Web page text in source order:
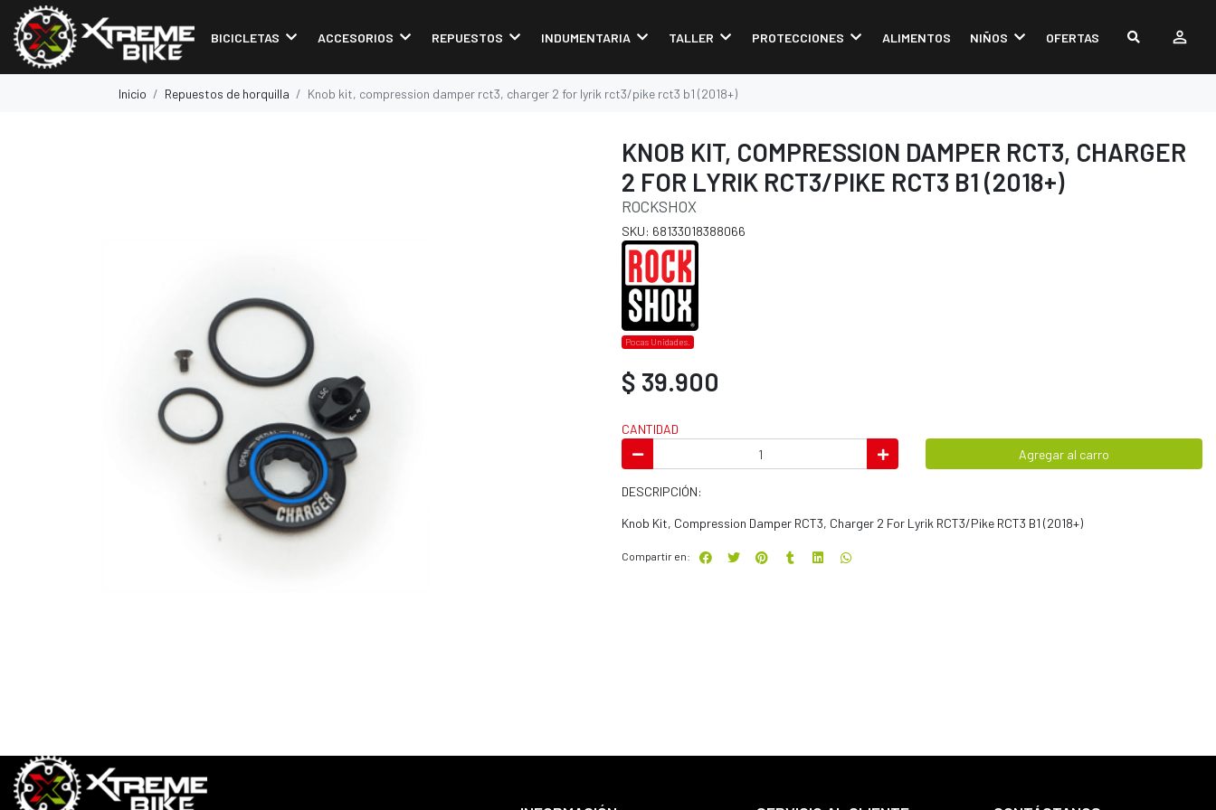
BICICLETAS ACCESORIOS REPUESTOS INDUMENTARIA TALLER PROTECCIONES ALIMENTOS NIÑOS OFERTAS
Inicio Repuestos de horquilla Knob kit, compression damper rct3, charger 2 for lyrik rct3/pike rct3 b1 (2018+)
KNOB KIT, COMPRESSION DAMPER RCT3, CHARGER
2 FOR LYRIK RCT3/PIKE RCT3 B1 (2018+)
ROCKSHOX
SKU: 68133018388066
Pocas Unidades.
$ 39.900
CANTIDAD
Agregar al carro
DESCRIPCIÓN:
Knob Kit, Compression Damper RCT3, Charger 2 For Lyrik RCT3/Pike RCT3 B1 (2018+)
Compartir en: